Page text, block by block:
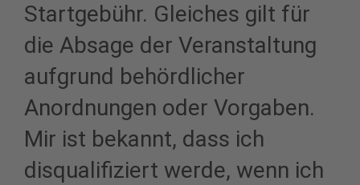
Startgebühr. Gleiches gilt für
die Absage der Veranstaltung
aufgrund behördlicher
Anordnungen oder Vorgaben.
Mir ist bekannt, dass ich
disqualifiziert werde, wenn ich